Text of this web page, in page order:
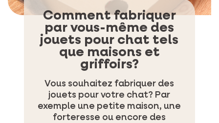
Comment fabriquer
par vous-même des
jouets pour chat tels
que maisons et
griffoirs?
Vous souhaitez fabriquer des
jouets pour votre chat? Par
exemple une petite maison, une
forteresse ou encore des